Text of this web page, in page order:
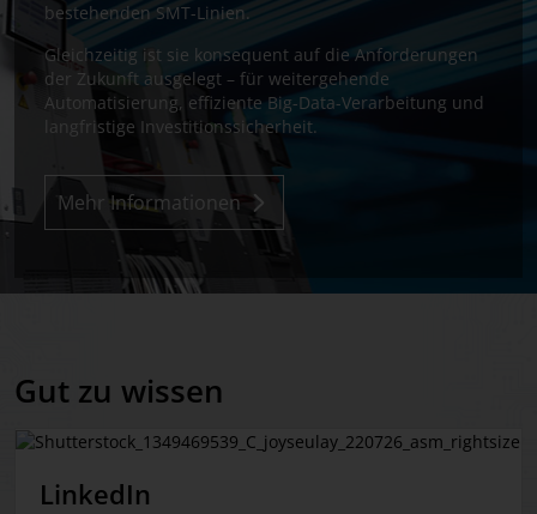
bestehenden SMT-Linien.
Gleichzeitig ist sie konsequent auf die Anforderungen
der Zukunft ausgelegt – für weitergehende
Automatisierung, effiziente Big-Data-Verarbeitung und
langfristige Investitionssicherheit.
Mehr Informationen
Gut zu wissen
LinkedIn